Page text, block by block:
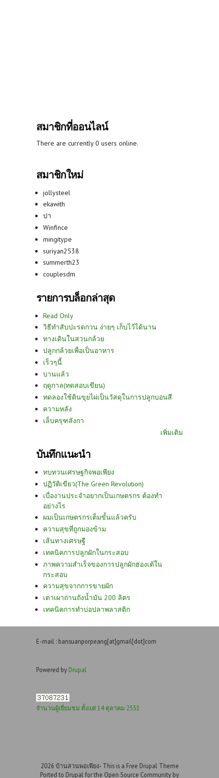
สมาชิกที่ออนไลน์
There are currently 0 users online.
สมาชิกใหม่
jollysteel
ekawith
ปา
Winfince
mingitype
suriyan2538
summerth23
couplesdm
รายการบล็อกล่าสุด
Read Only
วิธีทำสับปะรดกวน ง่ายๆ เก็บไว้ได้นาน
ทางเดินในสวนกล้วย
ปลูกกล้วยเพื่อเป็นอาหาร
เร็วๆนี้
บานแล้ว
ฤดูกาล(ทดสอบเขียน)
ทดลองใช้ดินขุยไผ่เป็นวัสดุในการปลูกบอนสี
ความหลัง
เล็บครุฑลังกา
เพิ่มเติม
บันทึกแนะนำ
ทบทวนเศรษฐกิจพอเพียง
ปฏิวัติเขียว(The Green Revolution)
เบื่องานประจำอยากเป็นเกษตรกร ต้องทำ
อย่างไร
ผมเป็นเกษตรกรเต็มขั้นแล้วครับ
ความสุขที่ถูกมองข้าม
เส้นทางเศรษฐี
เทคนิคการปลูกผักในกระสอบ
ภาพความสำเร็จของการปลูกผักฮ่องเต้ใน
กระสอบ
ความสุขจากการขายผัก
เตาเผาถ่านถังน้ำมัน 200 ลิตร
เทคนิคการทำบ่อปลาพลาสติก
E-mail : bansuanporpeang[at]gmail[dot]com
Powered by Drupal
จำนวนผู้เยี่ยมชม ตั้งแต่ 14 ตุลาคม 2551
2026 บ้านสวนพอเพียง- This is a Free Drupal Theme
Ported to Drupal for the Open Source Community by